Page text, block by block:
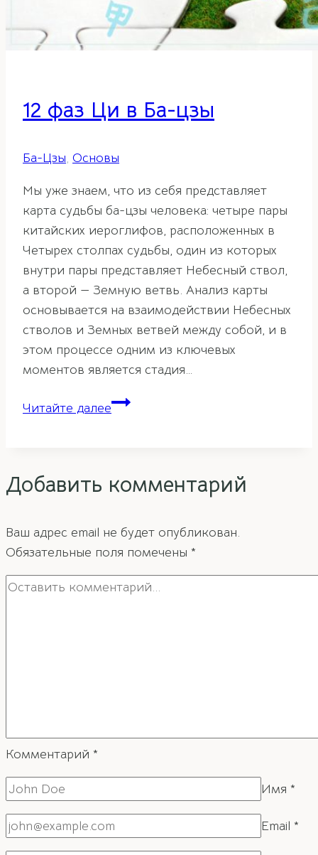
12 фаз Ци в Ба-цзы
Ба-Цзы, Основы
Мы уже знаем, что из себя представляет
карта судьбы ба-цзы человека: четыре пары
китайских иероглифов, расположенных в
Четырех столпах судьбы, один из которых
внутри пары представляет Небесный ствол,
а второй — Земную ветвь. Анализ карты
основывается на взаимодействии Небесных
стволов и Земных ветвей между собой, и в
этом процессе одним из ключевых
моментов является стадия…
Читайте далее12
Ба-
Добавить комментарий
Ваш адрес email не будет опубликован.
Обязательные поля помечены *
Комментарий *
Имя *
Email *